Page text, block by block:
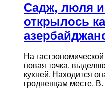
Садж, люля и
открылось
На
новая точка,
кухней. Находится
гродненцам месте.